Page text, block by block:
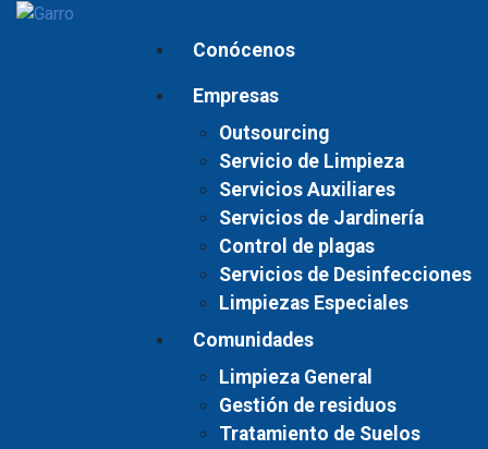
Conócenos
Empresas
Outsourcing
Servicio de Limpieza
Servicios Auxiliares
Servicios de Jardinería
Control de plagas
Servicios de Desinfecciones
Limpiezas Especiales
Comunidades
Limpieza General
Gestión de residuos
Tratamiento de Suelos